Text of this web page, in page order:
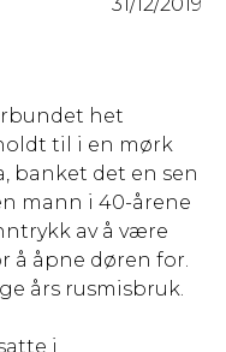
31/12/2019
het
til i en mørk
banket det en sen
mann i 40-årene
av å være
å åpne døren for.
års rusmisbruk.
i